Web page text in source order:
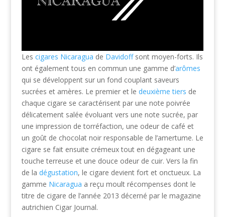
Les cigares Nicaragua de Davidoffsont moyen-forts. Ils
ont également tous en commun une gamme d’arômes
qui se développent sur un fond couplant saveurs
sucrées et amères. Le premier et le deuxième tiers de
chaque cigare se caractérisent par une note poivrée
délicatement salée évoluant vers une note sucrée, par
une impression de torréfaction, une odeur de café et
un goût de chocolat noir responsable de l’amertume. Le
cigare se fait ensuite crémeux tout en dégageant une
touche terreuse et une douce odeur de cuir. Vers la fin
de la dégustation, le cigare devient fort et onctueux. La
gamme Nicaragua a reçu moult récompenses dont le
titre de cigare de l’année 2013 décerné par le magazine
autrichien Cigar Journal.